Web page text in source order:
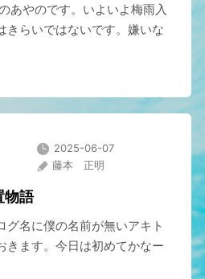
あやのです。いよいよ梅雨入
きらいではないです。嫌いな
2025-06-07
藤本 正明
物語
グ名に僕の名前が無いアキト
きます。今日は初めてかなー